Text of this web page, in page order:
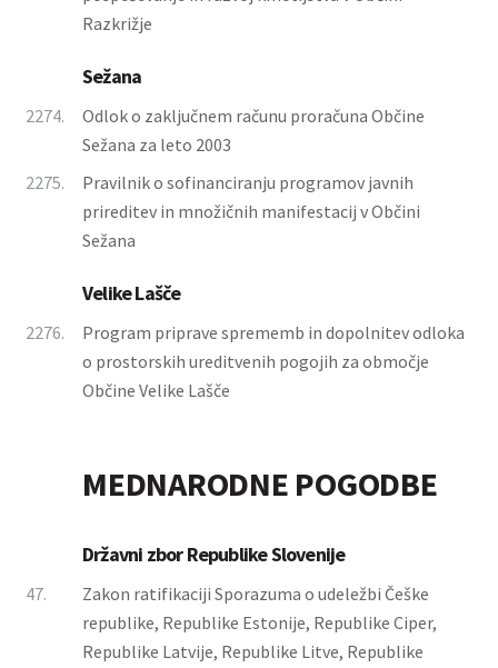
Razkrižje
Sežana
2274.
Odlok o zaključnem računu proračuna Občine
Sežana za leto 2003
2275.
Pravilnik o sofinanciranju programov javnih
prireditev in množičnih manifestacij v Občini
Sežana
Velike Lašče
2276.
Program priprave sprememb in dopolnitev odloka
o prostorskih ureditvenih pogojih za območje
Občine Velike Lašče
MEDNARODNE POGODBE
Državni zbor Republike Slovenije
47.
Zakon ratifikaciji Sporazuma o udeležbi Češke
republike, Republike Estonije, Republike Ciper,
Republike Latvije, Republike Litve, Republike